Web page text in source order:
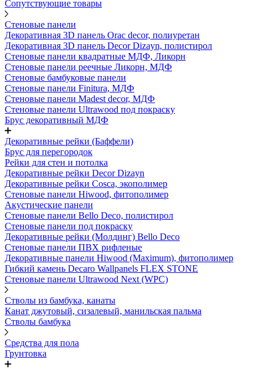
Сопутствующие товары
Стеновые панели
Декоративная 3D панель Orac decor, полиуретан
Декоративная 3D панель Decor Dizayn, полистирол
Стеновые панели квадратные МДФ, Ликорн
Стеновые панели реечные Ликорн, МДФ
Стеновые бамбуковые панели
Стеновые панели Finitura, МДФ
Стеновые панели Madest decor, МДФ
Стеновые панели Ultrawood под покраску
Брус декоративный МДФ
Декоративные рейки (Баффели)
Брус для перегородок
Рейки для стен и потолка
Декоративные рейки Decor Dizayn
Декоративные рейки Cosca, экополимер
Стеновые панели Hiwood, фитополимер
Акустические панели
Стеновые панели Bello Deco, полистирол
Стеновые панели под покраску
Декоративные рейки (Молдинг) Bello Deco
Стеновые панели ПВХ рифленые
Декоративные панели Hiwood (Maximum), фитополимер
Гибкий камень Decaro Wallpanels FLEX STONE
Стеновые панели Ultrawood Next (WPC)
Стволы из бамбука, канаты
Канат джутовый, сизалевый, манильская пальма
Стволы бамбука
Средства для пола
Грунтовка